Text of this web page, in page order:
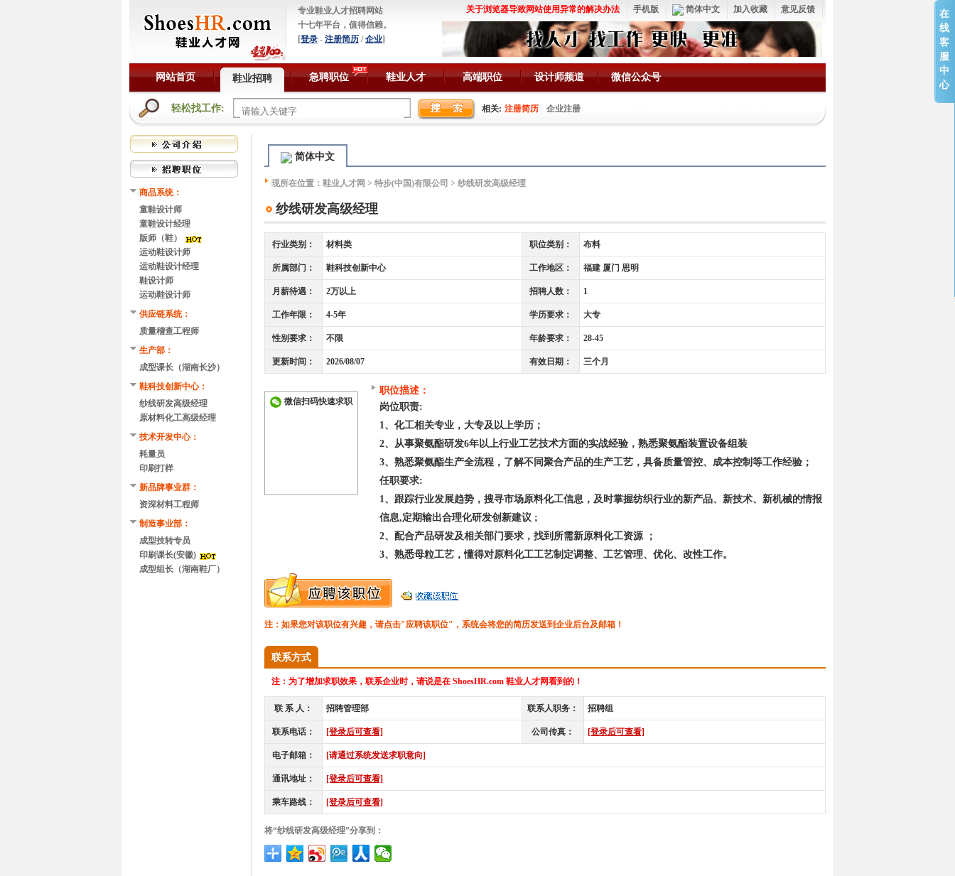
专业鞋业人才招聘网站
十七年平台，值得信赖。
[登录 - 注册简历 /企业]
意见反馈
加入收藏
简体中文
手机版
关于浏览器导致网站使用异常的解决办法
网站首页 鞋业招聘 急聘职位 鞋业人才 高端职位 设计师频道 微信公众号
轻松找工作: 相关: 注册简历 企业注册
简体中文
现所在位置： 鞋业人才网 > 特步(中国)有限公司 > 纱线研发高级经理
纱线研发高级经理
行业类别： 材料类 职位类别： 布料
所属部门： 鞋科技创新中心 工作地区： 福建 厦门 思明
月薪待遇： 2万以上 招聘人数： 1
工作年限： 4-5年 学历要求： 大专
性别要求： 不限 年龄要求： 28-45
更新时间： 2026/08/07 有效日期： 三个月
微信扫码快速求职
职位描述：
岗位职责:
1、化工相关专业，大专及以上学历；
2、从事聚氨酯研发6年以上行业工艺技术方面的实战经验，熟悉聚氨酯装置设备组装
3、熟悉聚氨酯生产全流程，了解不同聚合产品的生产工艺，具备质量管控、成本控制等工作经验；
任职要求:
1、跟踪行业发展趋势，搜寻市场原料化工信息，及时掌握纺织行业的新产品、新技术、新机械的情报
信息,定期输出合理化研发创新建议 ;
2、配合产品研发及相关部门要求，找到所需新原料化工资源 ；
3、熟悉母粒工艺，懂得对原料化工工艺制定调整、工艺管理、优化、改性工作。
注：如果您对该职位有兴趣，请点击"应聘该职位"，系统会将您的简历发送到企业后台及邮箱！
联系方式
注： 为了增加求职效果，联系企业时，请说是在 ShoesHR.com 鞋业人才网看到的！
联 系 人： 招聘管理部 联系人职务： 招聘组
联系电话： [登录后可查看] 公司传真： [登录后可查看]
电子邮箱： [请通过系统发送求职意向]
通讯地址： [登录后可查看]
乘车路线： [登录后可查看]
将“纱线研发高级经理”分享到：
商品系统：
童鞋设计师
童鞋设计经理
版师（鞋）
运动鞋设计师
运动鞋设计经理
鞋设计师
运动鞋设计师
供应链系统：
质量稽查工程师
生产部：
成型课长（湖南长沙）
鞋科技创新中心：
纱线研发高级经理
原材料化工高级经理
技术开发中心：
耗量员
印刷打样
新品牌事业群：
资深材料工程师
制造事业部：
成型技转专员
印刷课长(安徽)
成型组长（湖南鞋厂）
在
线
客
服
中
心